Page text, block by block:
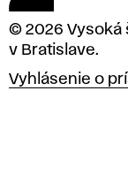
© 2026 Vysoká
v Bratislave.
Vyhlásenie o